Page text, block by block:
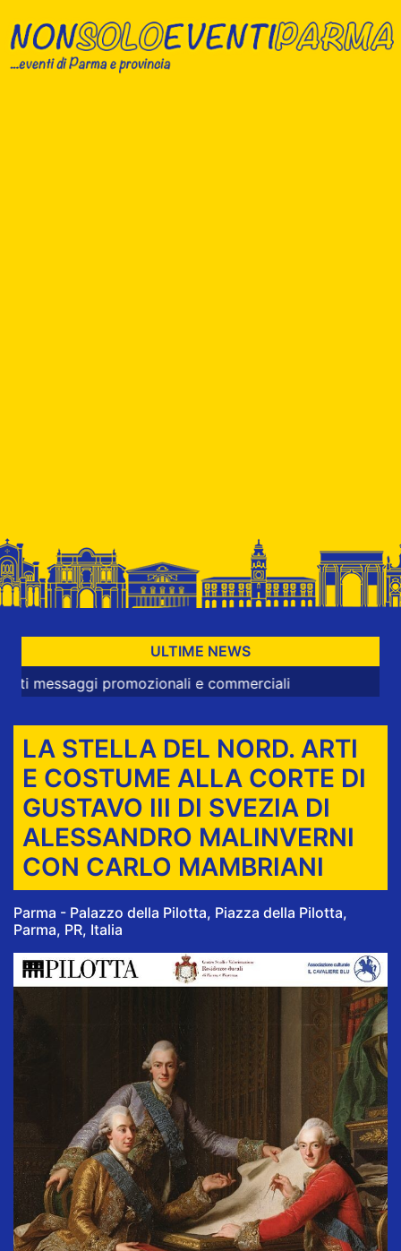
ULTIME NEWS
promozionali e commerciali
LA STELLA DEL NORD. ARTI
E COSTUME ALLA CORTE DI
GUSTAVO III DI SVEZIA DI
ALESSANDRO MALINVERNI
CON CARLO MAMBRIANI
Parma - Palazzo della Pilotta, Piazza della Pilotta,
Parma, PR, Italia